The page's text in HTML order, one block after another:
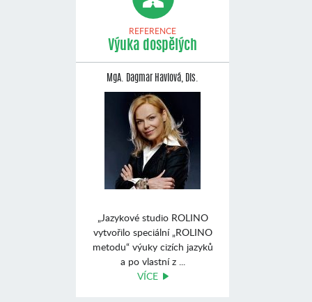
REFERENCE
Výuka dospělých
MgA. Dagmar Havlová, Dis.
„Jazykové studio ROLINO
vytvořilo speciální „ROLINO
metodu“ výuky cizích jazyků
a po vlastní z ...
VÍCE